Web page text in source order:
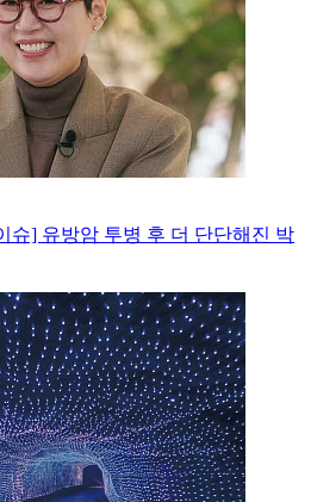
슈] 유방암 투병 후 더 단단해진 박